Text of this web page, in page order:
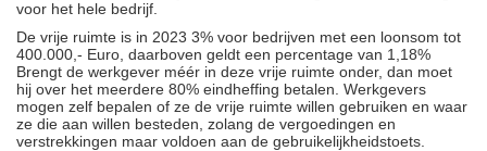
voor het hele bedrijf.
De vrije ruimte is in 2023 3% voor bedrijven met een loonsom tot
400.000,- Euro, daarboven geldt een percentage van 1,18%
Brengt de werkgever méér in deze vrije ruimte onder, dan moet
hij over het meerdere 80% eindheffing betalen. Werkgevers
mogen zelf bepalen of ze de vrije ruimte willen gebruiken en waar
ze die aan willen besteden, zolang de vergoedingen en
verstrekkingen maar voldoen aan de gebruikelijkheidstoets.